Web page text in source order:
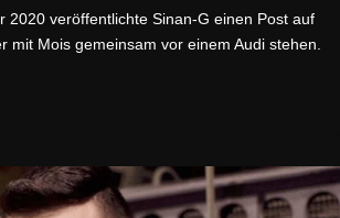
2020 veröffentlichte Sinan-G einen Post auf
mit Mois gemeinsam vor einem Audi stehen.